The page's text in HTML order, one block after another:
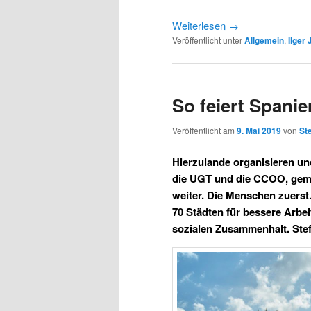
Weiterlesen →
Veröffentlicht unterAllgemein, Ilger
So feiert
Veröffentlicht am 9. Mai 2019von
Hierzulande organisieren
die UGT und die CCOO,
weiter. Die Menschen
70 Städten für bessere
sozialen Zusammenhalt.